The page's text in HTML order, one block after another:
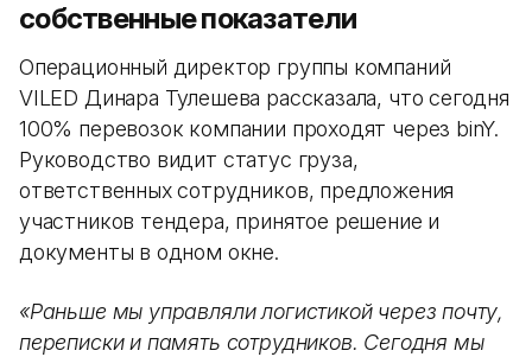
собственные показатели
Операционный директор группы компаний
VILED Динара Тулешева рассказала, что сегодня
100% перевозок компании проходят через binY.
Руководство видит статус груза,
ответственных сотрудников, предложения
участников тендера, принятое решение и
документы в одном окне.
«Раньше мы управляли логистикой через почту,
переписки и память сотрудников. Сегодня мы